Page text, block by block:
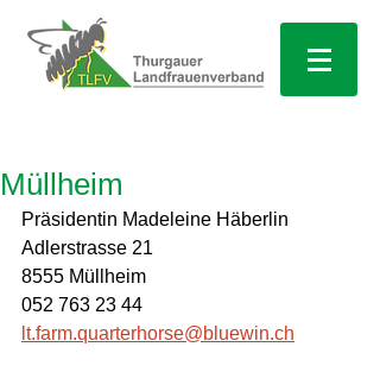
Müllheim
Präsidentin Madeleine Häberlin
Adlerstrasse 21
8555 Müllheim
052 763 23 44
lt.farm.quarterhorse@bluewin.ch